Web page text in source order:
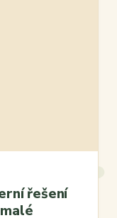
řešení